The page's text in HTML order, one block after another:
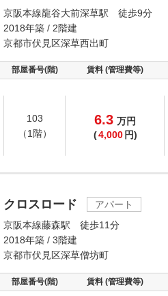
京阪本線龍谷大前深草駅 徒歩9分
2018年築 / 2階建
京都市伏見区深草西出町
部屋番号(階) 賃料 (管理費等)
103
（1階）
6.3 万円
(4,000 円)
クロスロード
アパート
京阪本線藤森駅 徒歩11分
2018年築 / 3階建
京都市伏見区深草僧坊町
部屋番号(階) 賃料 (管理費等)